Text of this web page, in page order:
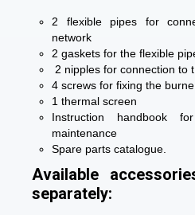
2 flexible pipes for
network
2 gaskets for the flexible
2 nipples for connection to
4 screws for fixing the
1 thermal screen
Instruction handbook
maintenance
Spare parts catalogue.
Available
separately: